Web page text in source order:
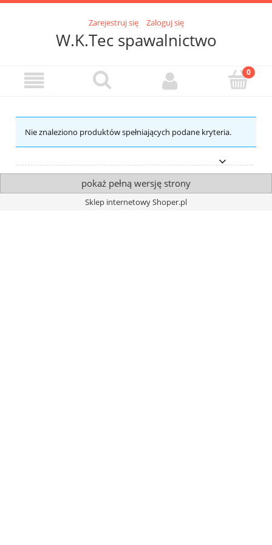
Zarejestruj się Zaloguj się
W.K.Tec spawalnictwo
Nie znaleziono produktów spełniających podane kryteria.
pokaż pełną wersję strony
Sklep internetowy Shoper.pl